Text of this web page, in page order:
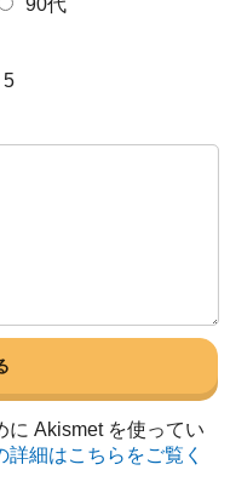
90代
5
に Akismet を使ってい
細はこちらをご覧く